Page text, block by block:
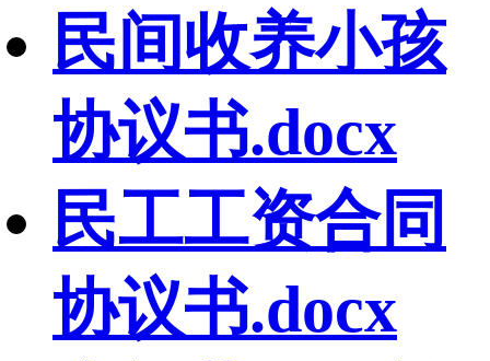
民间收养小孩
协议书.docx
民工工资合同
协议书.docx